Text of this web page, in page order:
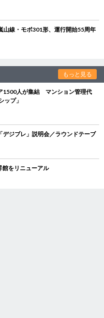
線・モボ301形、運行開始55周年
もっと見る
1500人が集結 マンション管理代
ップ」
ジブレ」説明会／ラウンドテーブ
をリニューアル